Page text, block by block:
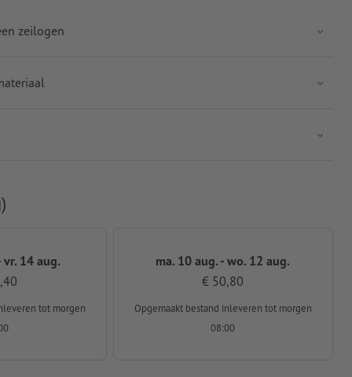
zeilogen
vr. 14 aug.
tot morgen
ma. 10 aug. - wo. 12 aug.
€ 50,80
Opgemaakt bestand inleveren tot morgen
08:00